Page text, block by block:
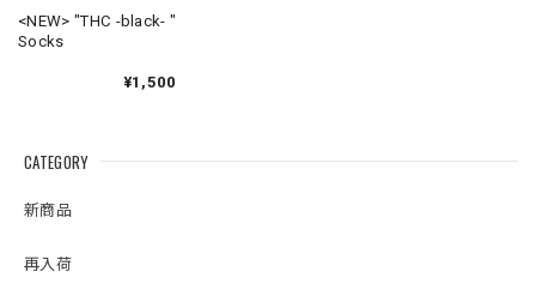
<NEW> "THC -black- "
Socks
¥1,500
CATEGORY
新商品
再入荷